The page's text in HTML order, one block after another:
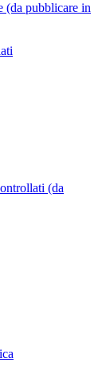
(da pubblicare in
(da